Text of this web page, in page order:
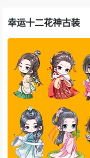
幸运十二花神古装